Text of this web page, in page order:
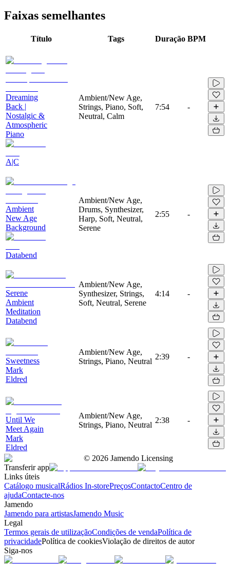
Faixas semelhantes
Título Tags Duração BPM
Dreaming
Back |
Nostalgic &
Atmospheric
Piano
A|C
Ambient/New Age,
Strings, Piano, Soft,
Neutral, Calm
7:54 -
Ambient
New Age
Background
Databend
Ambient/New Age,
Drums, Synthesizer,
Harp, Soft, Neutral,
Serene
2:55 -
Serene
Ambient
Meditation
Databend
Ambient/New Age,
Synthesizer, Strings,
Soft, Neutral, Serene
4:14 -
Sweetness
Mark
Eldred
Ambient/New Age,
Strings, Piano, Neutral
2:39 -
Until We
Meet Again
Mark
Eldred
Ambient/New Age,
Strings, Piano, Neutral
2:38 -
© 2026 Jamendo Licensing
Transferir app
Links úteis
Catálogo musicalRádios In-storePreçosContactoCentro de
ajudaContacte-nos
Jamendo
Jamendo para artistasJamendo Music
Legal
Termos gerais de utilizaçãoCondições de vendaPolítica de
privacidadePolítica de cookiesViolação de direitos de autor
Siga-nos